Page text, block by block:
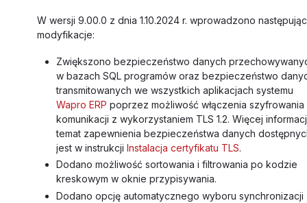
W wersji 9.00.0 z dnia 1.10.2024 r. wprowadzono
modyfikacje:
Zwiększono bezpieczeństwo danych
w bazach SQL programów oraz bezpieczeństwo
transmitowanych we wszystkich aplikacjach systemu
Wapro ERP poprzez możliwość włączenia szyfrowania
komunikacji z wykorzystaniem TLS 1.2. Więcej
temat zapewnienia bezpieczeństwa danych
jest w instrukcji Instalacja certyfikatu TLS.
Dodano możliwość sortowania i filtrowania po kodzie
kreskowym w oknie przypisywania.
Dodano opcję automatycznego wyboru synchronizacji